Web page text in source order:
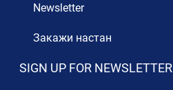
Newsletter
Закажи настан
SIGN UP FOR NEWSLETTER